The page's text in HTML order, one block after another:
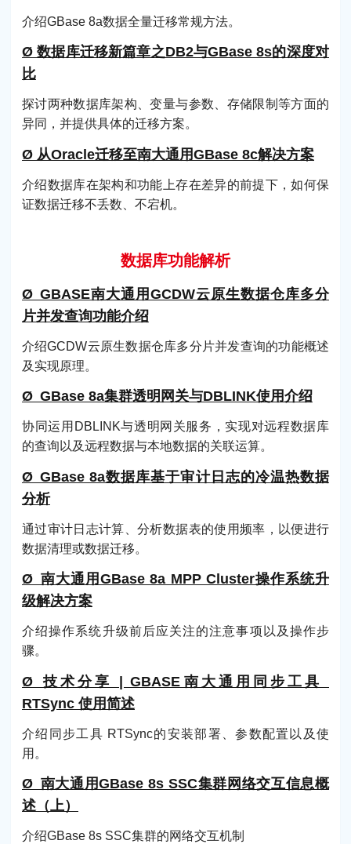
介绍GBase 8a数据全量迁移常规方法。
Ø 数据库迁移新篇章之DB2与GBase 8s的深度对
比
探讨两种数据库架构、变量与参数、存储限制等方面的
异同，并提供具体的迁移方案。
Ø 从Oracle迁移至南大通用GBase 8c解决方案
介绍数据库在架构和功能上存在差异的前提下，如何保
证数据迁移不丢数、不宕机。
数据库功能解析
Ø GBASE南大通用GCDW云原生数据仓库多分
片并发查询功能介绍
介绍GCDW云原生数据仓库多分片并发查询的功能概述
及实现原理。
Ø GBase 8a集群透明网关与DBLINK使用介绍
协同运用DBLINK与透明网关服务，实现对远程数据库
的查询以及远程数据与本地数据的关联运算。
Ø GBase 8a数据库基于审计日志的冷温热数据
分析
通过审计日志计算、分析数据表的使用频率，以便进行
数据清理或数据迁移。
Ø 南大通用GBase 8a MPP Cluster操作系统升
级解决方案
介绍操作系统升级前后应关注的注意事项以及操作步
骤。
Ø 技术分享 | GBASE南大通用同步工具
RTSync 使用简述
介绍同步工具 RTSync的安装部署、参数配置以及使
用。
Ø 南大通用GBase 8s SSC集群网络交互信息概
述（上）
介绍GBase 8s SSC集群的网络交互机制